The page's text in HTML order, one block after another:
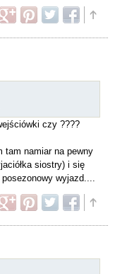
czy ????
tam namiar na pewny
siostry) i się
wyjazd....